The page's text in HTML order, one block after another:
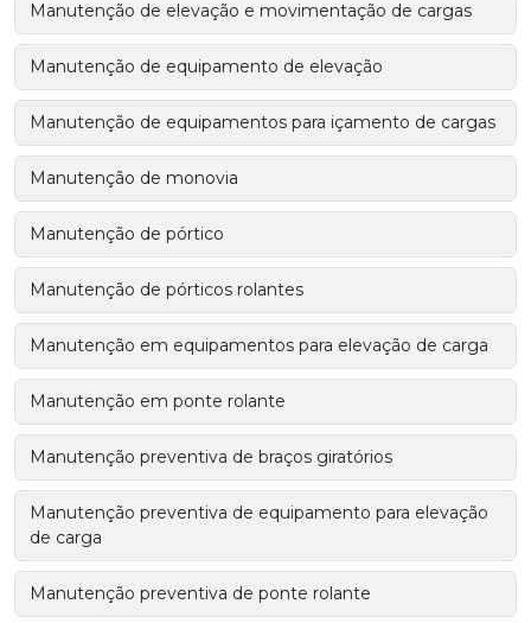
Manutenção de elevação e movimentação de cargas
Manutenção de equipamento de elevação
Manutenção de equipamentos para içamento de cargas
Manutenção de monovia
Manutenção de pórtico
Manutenção de pórticos rolantes
Manutenção em equipamentos para elevação de carga
Manutenção em ponte rolante
Manutenção preventiva de braços giratórios
Manutenção preventiva de equipamento para elevação
de carga
Manutenção preventiva de ponte rolante